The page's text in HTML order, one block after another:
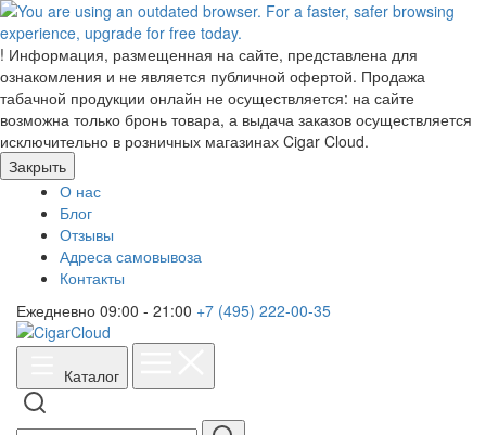
! Информация, размещенная на сайте, представлена для
ознакомления и не является публичной офертой. Продажа
табачной продукции онлайн не осуществляется: на сайте
возможна только бронь товара, а выдача заказов осуществляется
исключительно в розничных магазинах Cigar Cloud.
Закрыть
О нас
Блог
Отзывы
Адреса самовывоза
Контакты
Ежедневно 09:00 - 21:00 +7 (495) 222-00-35
Каталог